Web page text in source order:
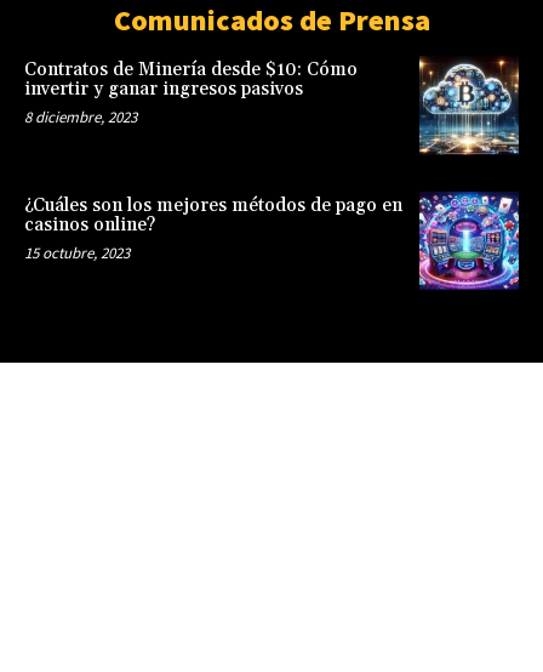
Comunicados de Prensa
Contratos de Minería desde $10: Cómo
invertir y ganar ingresos pasivos
8 diciembre, 2023
¿Cuáles son los mejores métodos de pago en
casinos online?
15 octubre, 2023